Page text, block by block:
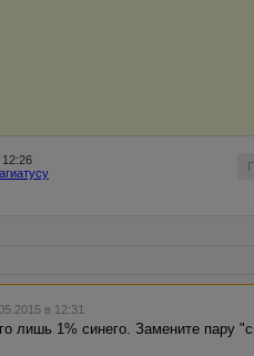
в 12:31
лишь 1% синего. Замените пару